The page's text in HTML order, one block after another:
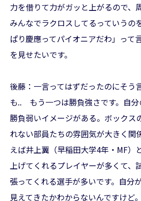
力を借りて力がガッと上がるので、
みんなでラクロスしてるっていうの
ぱり慶應ってパイオニアだわ」って
を見せたいです。
後藤：一言ってはずだったのにそう
も.. もう一つは勝負強さです。自分
勝負弱いイメージがある。ボックス
れない部員たちの雰囲気が大きく関
えば井上翼（早稲田大学4年・MF）
上げてくれるプレイヤーが多くて、
張ってくれる選手が多いです。自分
見えてきたかわからないんですけど